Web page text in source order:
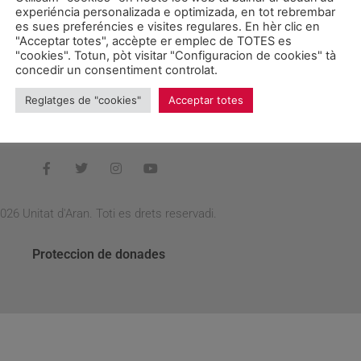
deth Sòl es nada menos que del día 3 de septiembre de
lo ha convertido en un calvario de despropósitos y
“el candidato de CDA anuncie ahora la
con la política de la vivienda porque considera que “con
Unitat d'Aran. Toti es drets reservadi.
Proteccion de donades
experiéncia personalizada e optimizada, en tot rebrembar
es sues preferéncies e visites regulares. En hèr clic en
"Acceptar totes", accèpte er emplec de TOTES es
"cookies". Totun, pòt visitar "Configuracion de cookies" tà
concedir un consentiment controlat.
Reglatges de "cookies" Acceptar totes